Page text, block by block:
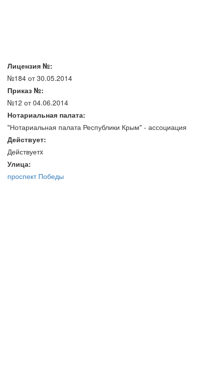
Лицензия №:
№184 от 30.05.2014
Приказ №:
№12 от 04.06.2014
Нотариальная палата:
"Нотариальная палата Республики Крым" - ассоциация
Действует:
Действуетx
Улица:
проспект Победы